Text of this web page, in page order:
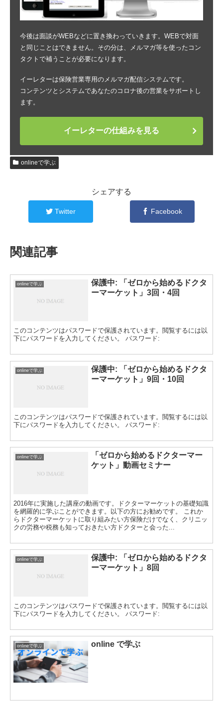
今後は面談がWEBなどに置き換わっていきます。WEBで対面
と同じことはできません。その分は、メルマガ等を使ったコン
タクトで補うことが必要になります。
イーレターは保険営業専用のメルマガ配信システムです。
コンテンツとシステムであなたのコロナ後の営業をサポートし
ます。
イーレターの仕組みを見る
onlineで学ぶ
シェアする
Twitter Facebook
関連記事
onlineで学ぶ
保護中: 「ゼロから始めるドクタ
ーマーケット」3回・4回
このコンテンツはパスワードで保護されています。閲覧するには以
下にパスワードを入力してください。 パスワード:
onlineで学ぶ
保護中: 「ゼロから始めるドクタ
ーマーケット」9回・10回
このコンテンツはパスワードで保護されています。閲覧するには以
下にパスワードを入力してください。 パスワード:
onlineで学ぶ
「ゼロから始めるドクターマー
ケット」動画セミナー
2016年に実施した講座の動画です。ドクターマーケットの基礎知識
を網羅的に学ぶことができます。以下の方にお勧めです。 これか
らドクターマーケットに取り組みたい方保険だけでなく、クリニッ
クの労務や税務も知っておきたい方ドクターと会った...
onlineで学ぶ
保護中: 「ゼロから始めるドクタ
ーマーケット」8回
このコンテンツはパスワードで保護されています。閲覧するには以
下にパスワードを入力してください。 パスワード:
onlineで学ぶ online で学ぶ